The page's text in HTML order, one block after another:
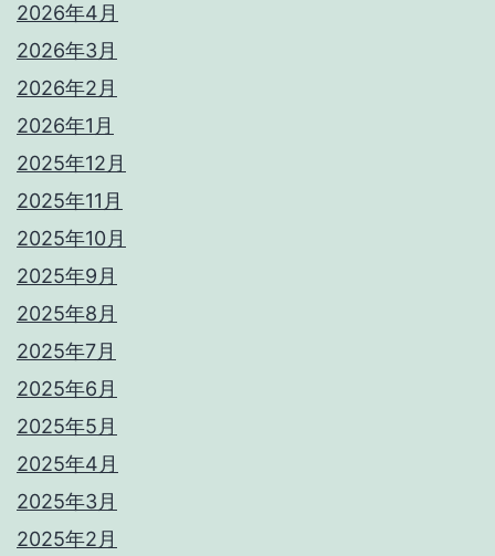
2026年4月
2026年3月
2026年2月
2026年1月
2025年12月
2025年11月
2025年10月
2025年9月
2025年8月
2025年7月
2025年6月
2025年5月
2025年4月
2025年3月
2025年2月